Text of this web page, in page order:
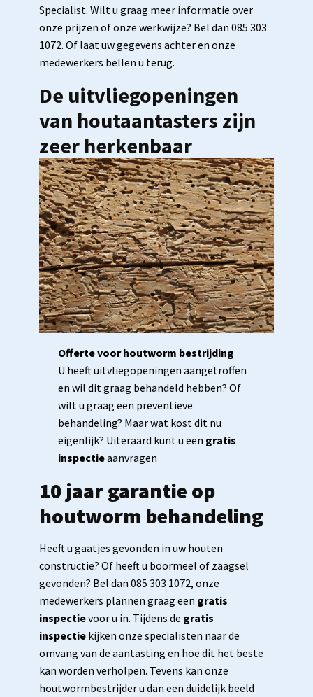
Specialist. Wilt u graag meer informatie over
onze prijzen of onze werkwijze? Bel dan 085 303
1072. Of laat uw gegevens achter en onze
medewerkers bellen u terug.
De uitvliegopeningen
van houtaantasters zijn
zeer herkenbaar
Offerte voor houtworm bestrijding
U heeft uitvliegopeningen aangetroffen
en wil dit graag behandeld hebben? Of
wilt u graag een preventieve
behandeling? Maar wat kost dit nu
eigenlijk? Uiteraard kunt u een gratis
inspectieaanvragen
10 jaar garantie op
houtworm behandeling
Heeft u gaatjes gevonden in uw houten
constructie? Of heeft u boormeel of zaagsel
gevonden? Bel dan 085 303 1072, onze
medewerkers plannen graag een gratis
inspectievoor u in. Tijdens de gratis
inspectie kijken onze specialisten naar de
omvang van de aantasting en hoe dit het beste
kan worden verholpen. Tevens kan onze
houtwormbestrijder u dan een duidelijk beeld